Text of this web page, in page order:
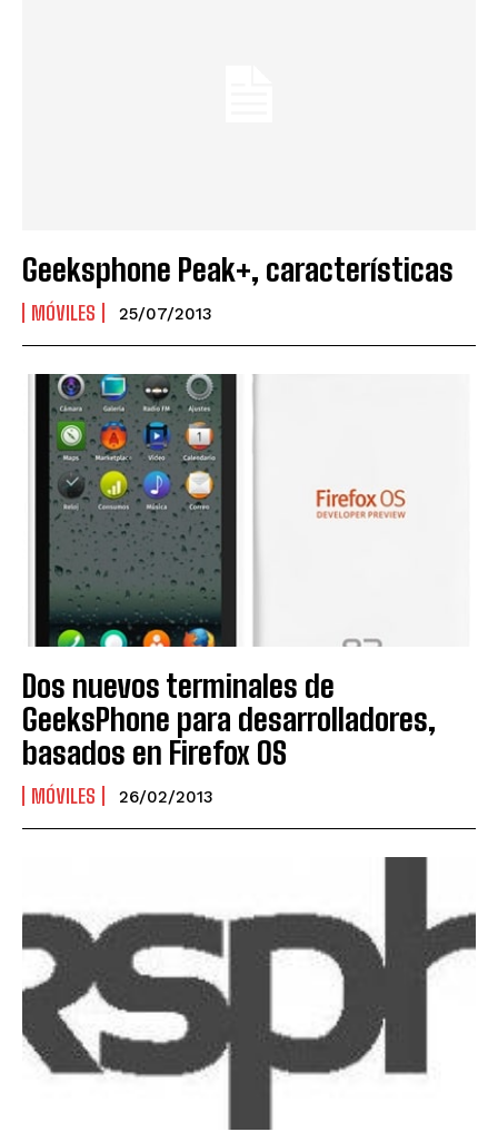
Geeksphone Peak+, características
MÓVILES 25/07/2013
Dos nuevos terminales de
GeeksPhone para desarrolladores,
basados en Firefox OS
MÓVILES 26/02/2013